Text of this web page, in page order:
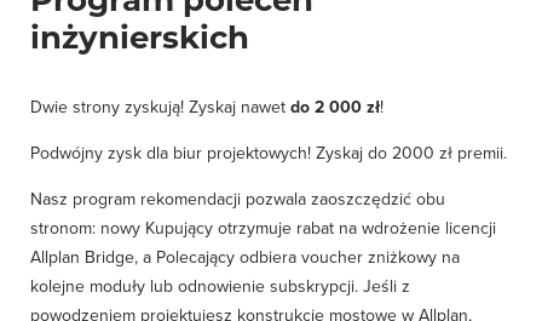
inżynierskich
Dwie strony zyskują! Zyskaj nawet do 2 000 zł!
Podwójny zysk dla biur projektowych! Zyskaj do 2000 zł premii.
Nasz program rekomendacji pozwala zaoszczędzić obu
stronom: nowy Kupujący otrzymuje rabat na wdrożenie licencji
Allplan Bridge, a Polecający odbiera voucher zniżkowy na
kolejne moduły lub odnowienie subskrypcji. Jeśli z
powodzeniem projektujesz konstrukcje mostowe w Allplan,